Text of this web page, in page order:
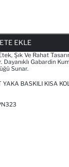
EKLE
Şık Ve Rahat
Gabardin
Sunar.
BASKILI KISA